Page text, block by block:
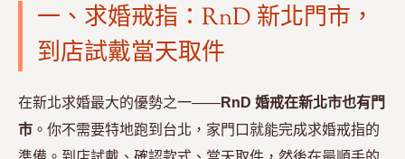
一、求婚戒指：RnD 新北門市，
到店試戴當天取件
在新北求婚最大的優勢之一——RnD 婚戒在新北市也有門
市 。你不需要特地跑到台北，家門口就能完成求婚戒指的